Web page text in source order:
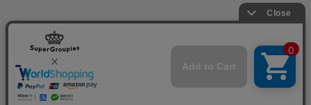
プライバシーポリシー
特定取引に関する法律
会社情報/採用情報